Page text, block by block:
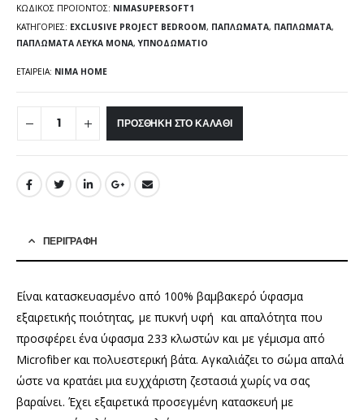
ΚΩΔΙΚΌΣ ΠΡΟΪΌΝΤΟΣ: NIMASUPERSOFT1
ΚΑΤΗΓΟΡΊΕΣ: EXCLUSIVE PROJECT BEDROOM, ΠΑΠΛΏΜΑΤΑ, ΠΑΠΛΏΜΑΤΑ,
ΠΑΠΛΏΜΑΤΑ ΛΕΥΚΆ ΜΟΝΆ,ΥΠΝΟΔΩΜΆΤΙΟ
ΕΤΑΙΡΕΊΑ: NIMA HOME
ΠΡΟΣΘΉΚΗ ΣΤΟ ΚΑΛΆΘΙ
ΠΕΡΙΓΡΑΦΉ
Είναι κατασκευασμένο από 100% βαμβακερό ύφασμα
εξαιρετικής ποιότητας, με πυκνή υφή και απαλότητα που
προσφέρει ένα ύφασμα 233 κλωστών και με γέμισμα από
Microfiber και πολυεστερική βάτα. Αγκαλιάζει το σώμα απαλά
ώστε να κρατάει μια ευχχάριστη ζεστασιά χωρίς να σας
βαραίνει. Έχει εξαιρετικά προσεγμένη κατασκευή με